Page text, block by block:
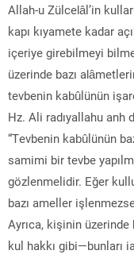
Allah-u Zülcelâl’in
kapı kıyamete kadar
içeriye girebilmeyi
üzerinde bazı
tevbenin kabûlünün
Hz. Ali radıyallahu anh
“Tevbenin kabûlünün
samimi bir tevbe
gözlenmelidir. Eğer
bazı ameller
Ayrıca, kişinin
kul hakkı gibi—bunları